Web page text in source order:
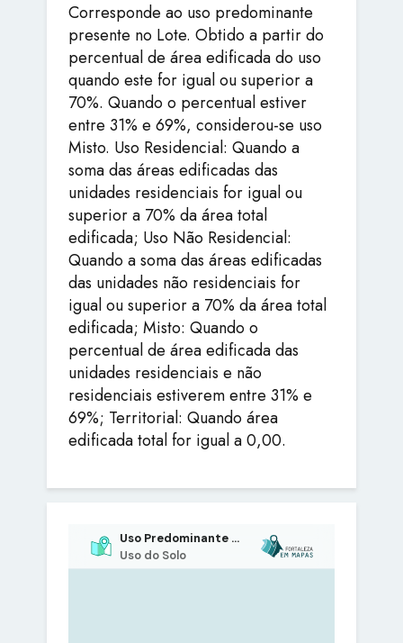
Corresponde ao uso predominante
presente no Lote. Obtido a partir do
percentual de área edificada do uso
quando este for igual ou superior a
70%. Quando o percentual estiver
entre 31% e 69%, considerou-se uso
Misto. Uso Residencial: Quando a
soma das áreas edificadas das
unidades residenciais for igual ou
superior a 70% da área total
edificada; Uso Não Residencial:
Quando a soma das áreas edificadas
das unidades não residenciais for
igual ou superior a 70% da área total
edificada; Misto: Quando o
percentual de área edificada das
unidades residenciais e não
residenciais estiverem entre 31% e
69%; Territorial: Quando área
edificada total for igual a 0,00.